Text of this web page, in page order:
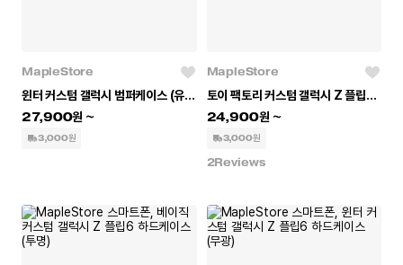
MapleStore
윈터 커스텀 갤럭시 범퍼케이스 (유광)
27,900
3,000원
MapleStore
토이 팩토리 커스텀 갤럭시 Z 플립6 젤리케이스 (투명)
24,900
3,000원
Reviews
2